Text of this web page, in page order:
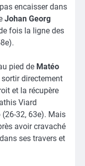
encaisser dans
Johan Georg
fois la ligne des
pied de Matéo
directement
et la récupère
Viard
(26-32, 63e). Mais
avoir cravaché
ses travers et